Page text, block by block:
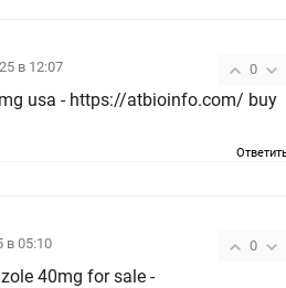
0
в 12:07
usa - https://atbioinfo.com/ buy
0
в 05:10
40mg for sale -